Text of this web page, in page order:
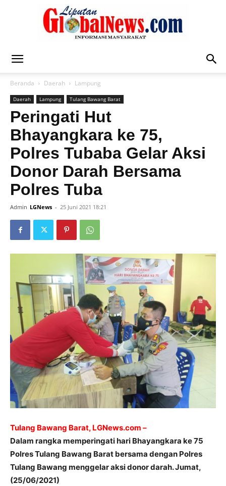
News
Beranda Daerah Lampung
Daerah Lampung Tulang Bawang Barat
Peringati Hut
Bhayangkara ke 75,
Polres Tubaba Gelar Aksi
Donor Darah Bersama
Polres Tuba
Admin LGNews - 25 Juni 2021 18:21
Tulang Bawang Barat, LGNews.com –
Dalam rangka memperingati hari Bhayangkara ke 75
Polres Tulang Bawang Barat bersama dengan Polres
Tulang Bawang menggelar aksi donor darah. Jumat,
(25/06/2021)